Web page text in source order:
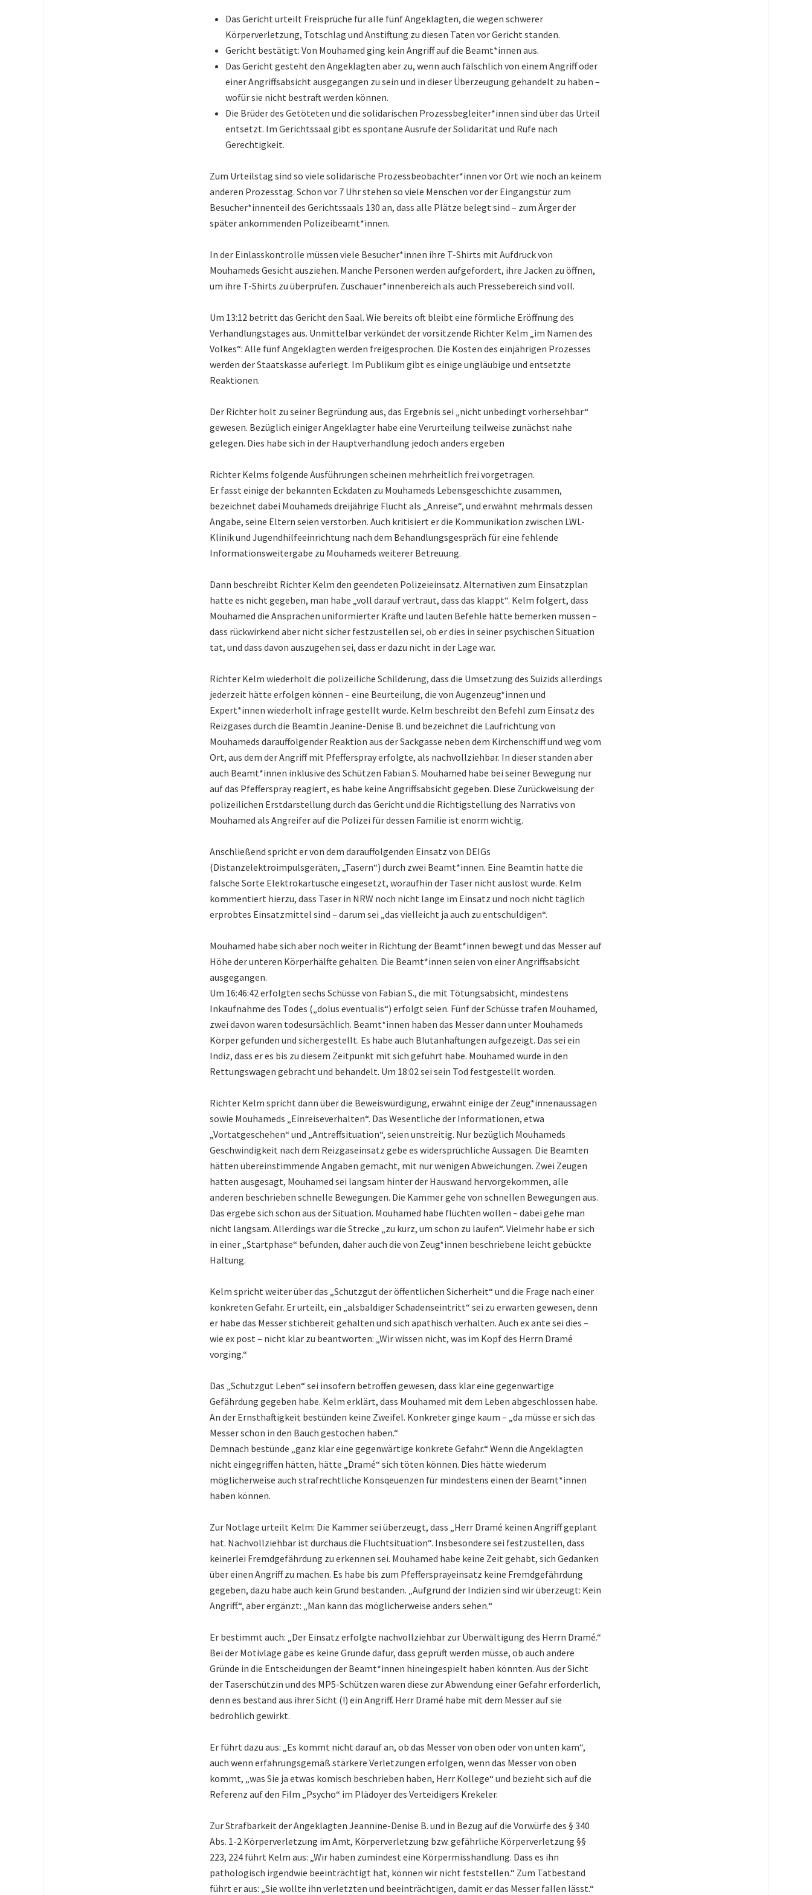
Das Gericht urteilt Freisprüche für alle fünf Angeklagten, die wegen schwerer
Körperverletzung, Totschlag und Anstiftung zu diesen Taten vor Gericht standen.
Gericht bestätigt: Von Mouhamed ging kein Angriff auf die Beamt*innen aus.
Das Gericht gesteht den Angeklagten aber zu, wenn auch fälschlich von einem Angriff oder
einer Angriffsabsicht ausgegangen zu sein und in dieser Überzeugung gehandelt zu haben –
wofür sie nicht bestraft werden können.
Die Brüder des Getöteten und die solidarischen Prozessbegleiter*innen sind über das Urteil
entsetzt. Im Gerichtssaal gibt es spontane Ausrufe der Solidarität und Rufe nach
Gerechtigkeit.
Zum Urteilstag sind so viele solidarische Prozessbeobachter*innen vor Ort wie noch an keinem
anderen Prozesstag. Schon vor 7 Uhr stehen so viele Menschen vor der Eingangstür zum
Besucher*innenteil des Gerichtssaals 130 an, dass alle Plätze belegt sind – zum Ärger der
später ankommenden Polizeibeamt*innen.
In der Einlasskontrolle müssen viele Besucher*innen ihre T-Shirts mit Aufdruck von
Mouhameds Gesicht ausziehen. Manche Personen werden aufgefordert, ihre Jacken zu öffnen,
um ihre T-Shirts zu überprüfen. Zuschauer*innenbereich als auch Pressebereich sind voll.
Um 13:12 betritt das Gericht den Saal. Wie bereits oft bleibt eine förmliche Eröffnung des
Verhandlungstages aus. Unmittelbar verkündet der vorsitzende Richter Kelm „im Namen des
Volkes“: Alle fünf Angeklagten werden freigesprochen. Die Kosten des einjährigen Prozesses
werden der Staatskasse auferlegt. Im Publikum gibt es einige ungläubige und entsetzte
Reaktionen.
Der Richter holt zu seiner Begründung aus, das Ergebnis sei „nicht unbedingt vorhersehbar“
gewesen. Bezüglich einiger Angeklagter habe eine Verurteilung teilweise zunächst nahe
gelegen. Dies habe sich in der Hauptverhandlung jedoch anders ergeben
Richter Kelms folgende Ausführungen scheinen mehrheitlich frei vorgetragen.
Er fasst einige der bekannten Eckdaten zu Mouhameds Lebensgeschichte zusammen,
bezeichnet dabei Mouhameds dreijährige Flucht als „Anreise“, und erwähnt mehrmals dessen
Angabe, seine Eltern seien verstorben. Auch kritisiert er die Kommunikation zwischen LWL-
Klinik und Jugendhilfeeinrichtung nach dem Behandlungsgespräch für eine fehlende
Informationsweitergabe zu Mouhameds weiterer Betreuung.
Dann beschreibt Richter Kelm den geendeten Polizeieinsatz. Alternativen zum Einsatzplan
hatte es nicht gegeben, man habe „voll darauf vertraut, dass das klappt“. Kelm folgert, dass
Mouhamed die Ansprachen uniformierter Kräfte und lauten Befehle hätte bemerken müssen –
dass rückwirkend aber nicht sicher festzustellen sei, ob er dies in seiner psychischen Situation
tat, und dass davon auszugehen sei, dass er dazu nicht in der Lage war.
Richter Kelm wiederholt die polizeiliche Schilderung, dass die Umsetzung des Suizids allerdings
jederzeit hätte erfolgen können – eine Beurteilung, die von Augenzeug*innen und
Expert*innen wiederholt infrage gestellt wurde. Kelm beschreibt den Befehl zum Einsatz des
Reizgases durch die Beamtin Jeanine-Denise B. und bezeichnet die Laufrichtung von
Mouhameds darauffolgender Reaktion aus der Sackgasse neben dem Kirchenschiff und weg vom
Ort, aus dem der Angriff mit Pfefferspray erfolgte, als nachvollziehbar. In dieser standen aber
auch Beamt*innen inklusive des Schützen Fabian S. Mouhamed habe bei seiner Bewegung nur
auf das Pfefferspray reagiert, es habe keine Angriffsabsicht gegeben. Diese Zurückweisung der
polizeilichen Erstdarstellung durch das Gericht und die Richtigstellung des Narrativs von
Mouhamed als Angreifer auf die Polizei für dessen Familie ist enorm wichtig.
Anschließend spricht er von dem darauffolgenden Einsatz von DEIGs
(Distanzelektroimpulsgeräten, „Tasern“) durch zwei Beamt*innen. Eine Beamtin hatte die
falsche Sorte Elektrokartusche eingesetzt, woraufhin der Taser nicht auslöst wurde. Kelm
kommentiert hierzu, dass Taser in NRW noch nicht lange im Einsatz und noch nicht täglich
erprobtes Einsatzmittel sind – darum sei „das vielleicht ja auch zu entschuldigen“.
Mouhamed habe sich aber noch weiter in Richtung der Beamt*innen bewegt und das Messer auf
Höhe der unteren Körperhälfte gehalten. Die Beamt*innen seien von einer Angriffsabsicht
ausgegangen.
Um 16:46:42 erfolgten sechs Schüsse von Fabian S., die mit Tötungsabsicht, mindestens
Inkaufnahme des Todes („dolus eventualis“) erfolgt seien. Fünf der Schüsse trafen Mouhamed,
zwei davon waren todesursächlich. Beamt*innen haben das Messer dann unter Mouhameds
Körper gefunden und sichergestellt. Es habe auch Blutanhaftungen aufgezeigt. Das sei ein
Indiz, dass er es bis zu diesem Zeitpunkt mit sich geführt habe. Mouhamed wurde in den
Rettungswagen gebracht und behandelt. Um 18:02 sei sein Tod festgestellt worden.
Richter Kelm spricht dann über die Beweiswürdigung, erwähnt einige der Zeug*innenaussagen
sowie Mouhameds „Einreiseverhalten“. Das Wesentliche der Informationen, etwa
„Vortatgeschehen“ und „Antreffsituation“, seien unstreitig. Nur bezüglich Mouhameds
Geschwindigkeit nach dem Reizgaseinsatz gebe es widersprüchliche Aussagen. Die Beamten
hätten übereinstimmende Angaben gemacht, mit nur wenigen Abweichungen. Zwei Zeugen
hatten ausgesagt, Mouhamed sei langsam hinter der Hauswand hervorgekommen, alle
anderen beschrieben schnelle Bewegungen. Die Kammer gehe von schnellen Bewegungen aus.
Das ergebe sich schon aus der Situation. Mouhamed habe flüchten wollen – dabei gehe man
nicht langsam. Allerdings war die Strecke „zu kurz, um schon zu laufen“. Vielmehr habe er sich
in einer „Startphase“ befunden, daher auch die von Zeug*innen beschriebene leicht gebückte
Haltung.
Kelm spricht weiter über das „Schutzgut der öffentlichen Sicherheit“ und die Frage nach einer
konkreten Gefahr. Er urteilt, ein „alsbaldiger Schadenseintritt“ sei zu erwarten gewesen, denn
er habe das Messer stichbereit gehalten und sich apathisch verhalten. Auch ex ante sei dies –
wie ex post – nicht klar zu beantworten: „Wir wissen nicht, was im Kopf des Herrn Dramé
vorging.“
Das „Schutzgut Leben“ sei insofern betroffen gewesen, dass klar eine gegenwärtige
Gefährdung gegeben habe. Kelm erklärt, dass Mouhamed mit dem Leben abgeschlossen habe.
An der Ernsthaftigkeit bestünden keine Zweifel. Konkreter ginge kaum – „da müsse er sich das
Messer schon in den Bauch gestochen haben.“
Demnach bestünde „ganz klar eine gegenwärtige konkrete Gefahr.“ Wenn die Angeklagten
nicht eingegriffen hätten, hätte „Dramé“ sich töten können. Dies hätte wiederum
möglicherweise auch strafrechtliche Konsqeuenzen für mindestens einen der Beamt*innen
haben können.
Zur Notlage urteilt Kelm: Die Kammer sei überzeugt, dass „Herr Dramé keinen Angriff geplant
hat. Nachvollziehbar ist durchaus die Fluchtsituation“. Insbesondere sei festzustellen, dass
keinerlei Fremdgefährdung zu erkennen sei. Mouhamed habe keine Zeit gehabt, sich Gedanken
über einen Angriff zu machen. Es habe bis zum Pfeffersprayeinsatz keine Fremdgefährdung
gegeben, dazu habe auch kein Grund bestanden. „Aufgrund der Indizien sind wir überzeugt: Kein
Angriff.“, aber ergänzt: „Man kann das möglicherweise anders sehen.“
Er bestimmt auch: „Der Einsatz erfolgte nachvollziehbar zur Überwältigung des Herrn Dramé.“
Bei der Motivlage gäbe es keine Gründe dafür, dass geprüft werden müsse, ob auch andere
Gründe in die Entscheidungen der Beamt*innen hineingespielt haben könnten. Aus der Sicht
der Taserschützin und des MP5-Schützen waren diese zur Abwendung einer Gefahr erforderlich,
denn es bestand aus ihrer Sicht (!) ein Angriff. Herr Dramé habe mit dem Messer auf sie
bedrohlich gewirkt.
Er führt dazu aus: „Es kommt nicht darauf an, ob das Messer von oben oder von unten kam“,
auch wenn erfahrungsgemäß stärkere Verletzungen erfolgen, wenn das Messer von oben
kommt, „was Sie ja etwas komisch beschrieben haben, Herr Kollege“ und bezieht sich auf die
Referenz auf den Film „Psycho“ im Plädoyer des Verteidigers Krekeler.
Zur Strafbarkeit der Angeklagten Jeannine-Denise B. und in Bezug auf die Vorwürfe des § 340
Abs. 1-2 Körperverletzung im Amt, Körperverletzung bzw. gefährliche Körperverletzung §§
223, 224 führt Kelm aus: „Wir haben zumindest eine Körpermisshandlung. Dass es ihn
pathologisch irgendwie beeinträchtigt hat, können wir nicht feststellen.“ Zum Tatbestand
führt er aus: „Sie wollte ihn verletzten und beeinträchtigen, damit er das Messer fallen lässt.“